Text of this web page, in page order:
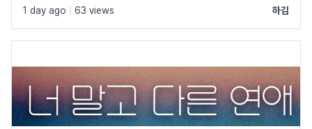
1 day ago 63 views 하김